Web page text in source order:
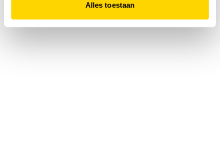
Alles toestaan